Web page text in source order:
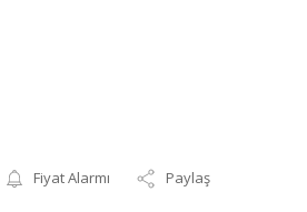
Fiyat Alarmı Paylaş